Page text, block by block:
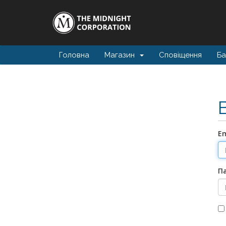
Головна Магазин Сповіщення